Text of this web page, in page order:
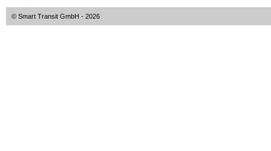
© Smart Transit GmbH - 2026